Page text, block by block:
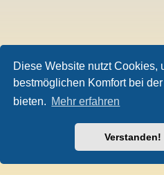
Diese Website nutzt Cookies,
bestmöglichen Komfort bei
bieten. Mehr erfahren
Verstanden!